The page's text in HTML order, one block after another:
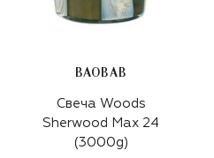
BAOBAB
Свеча Woods
Sherwood Max 24
(3000g)